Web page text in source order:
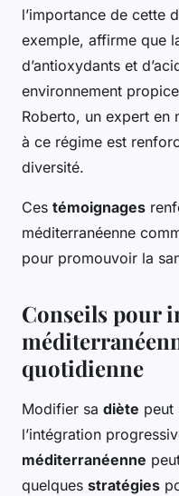
l’importance de cette
exemple, affirme que
d’antioxydants et
environnement
Roberto, un expert en
à ce régime est
diversité.
Ces témoignages
méditerranéenne
pour promouvoir la
Conseils pour
quotidienne
Modifier sa diète peut
l’intégration
méditerranéenne
quelques stratégies